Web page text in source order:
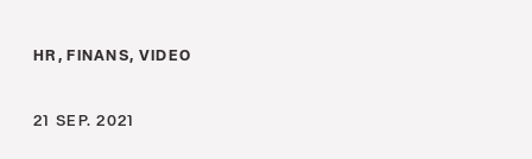
HR ,FINANS, VIDEO
21 SEP. 2021